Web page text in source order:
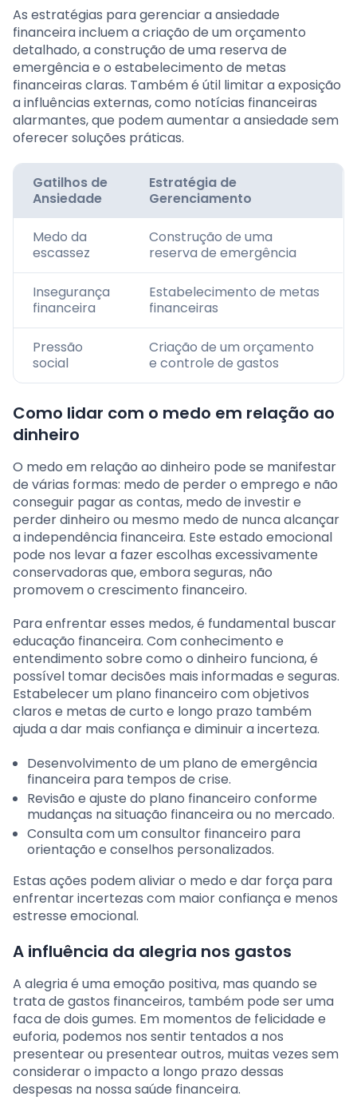
As estratégias para gerenciar a ansiedade
financeira incluem a criação de um orçamento
detalhado, a construção de uma reserva de
emergência e o estabelecimento de metas
financeiras claras. Também é útil limitar a exposição
a influências externas, como notícias financeiras
alarmantes, que podem aumentar a ansiedade sem
oferecer soluções práticas.
Gatilhos de
Ansiedade
Estratégia de
Gerenciamento
Medo da
escassez
Construção de uma
reserva de emergência
Insegurança
financeira
Estabelecimento de metas
financeiras
Pressão
social
Criação de um orçamento
e controle de gastos
Como lidar com o medo em relação ao
dinheiro
O medo em relação ao dinheiro pode se manifestar
de várias formas: medo de perder o emprego e não
conseguir pagar as contas, medo de investir e
perder dinheiro ou mesmo medo de nunca alcançar
a independência financeira. Este estado emocional
pode nos levar a fazer escolhas excessivamente
conservadoras que, embora seguras, não
promovem o crescimento financeiro.
Para enfrentar esses medos, é fundamental buscar
educação financeira. Com conhecimento e
entendimento sobre como o dinheiro funciona, é
possível tomar decisões mais informadas e seguras.
Estabelecer um plano financeiro com objetivos
claros e metas de curto e longo prazo também
ajuda a dar mais confiança e diminuir a incerteza.
Desenvolvimento de um plano de emergência
financeira para tempos de crise.
Revisão e ajuste do plano financeiro conforme
mudanças na situação financeira ou no mercado.
Consulta com um consultor financeiro para
orientação e conselhos personalizados.
Estas ações podem aliviar o medo e dar força para
enfrentar incertezas com maior confiança e menos
estresse emocional.
A influência da alegria nos gastos
A alegria é uma emoção positiva, mas quando se
trata de gastos financeiros, também pode ser uma
faca de dois gumes. Em momentos de felicidade e
euforia, podemos nos sentir tentados a nos
presentear ou presentear outros, muitas vezes sem
considerar o impacto a longo prazo dessas
despesas na nossa saúde financeira.